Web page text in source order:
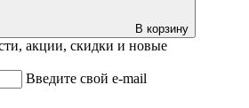
В корзину
акции, скидки и новые
Введите свой e-mail